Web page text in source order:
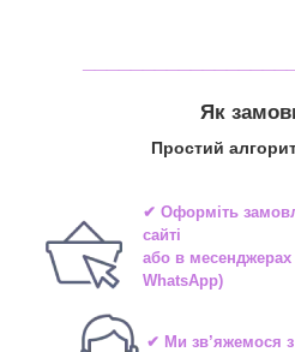
Як
Простий
✔ Оформіть
сайті
або в месенджерах
WhatsApp)
✔ Ми зв’яжемося